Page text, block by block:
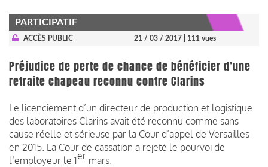
PARTICIPATIF
ACCÈS PUBLIC 21 / 03 / 2017 | 111 vues
Préjudice de perte de chance de bénéficier d’une
retraite chapeau reconnu contre Clarins
Le licenciement d’un directeur de production et logistique
des laboratoires Clarins avait été reconnu comme sans
cause réelle et sérieuse par la Cour d’appel de Versailles
en 2015. La Cour de cassation a rejeté le pourvoi de
l’employeur le 1er mars.